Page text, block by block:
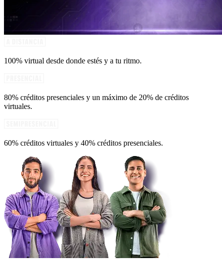
100% virtual desde donde estés y a tu ritmo.
80% créditos presenciales y un máximo de 20% de créditos
virtuales.
60% créditos virtuales y 40% créditos presenciales.